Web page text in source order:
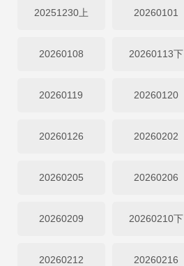
20251230上 20260101
20260108 20260113下
20260119 20260120
20260126 20260202
20260205 20260206
20260209 20260210下
20260212 20260216